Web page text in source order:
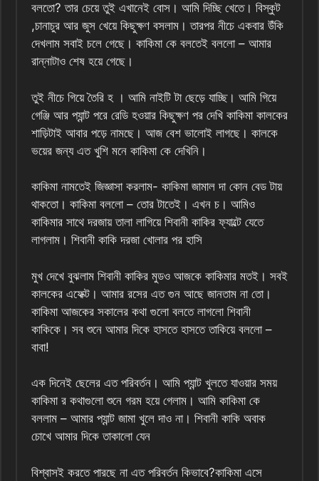
বলতো? তার চেয়ে তুই এখানেই বোস। আমি দিচ্ছি খেতে। বিস্কুট
,চানাচুর আর জুস খেয়ে কিছুক্ষণ বসলাম। তারপর নীচে একবার উঁকি
দেখলাম সবাই চলে গেছে। কাকিমা কে বলতেই বললো – আমার
রান্নাটাও শেষ হয়ে গেছে।
তুই নীচে গিয়ে তৈরি হ । আমি নাইটি টা ছেড়ে যাচ্ছি। আমি গিয়ে
গেঞ্জি আর প্যান্ট পরে রেডি হওয়ার কিছুক্ষণ পর দেখি কাকিমা কালকের
শাড়িটাই আবার পড়ে নামছে। আজ বেশ ভালোই লাগছে। কালকে
ভয়ের জন্য এত খুশি মনে কাকিমা কে দেখিনি।
কাকিমা নামতেই জিজ্ঞাসা করলাম- কাকিমা জামাল দা কোন বেড টায়
থাকতো। কাকিমা বললো – তোর টাতেই। এখন চ। আমিও
কাকিমার সাথে দরজায় তালা লাগিয়ে শিবানী কাকির ফ্যাল্টে যেতে
লাগলাম। শিবানী কাকি দরজা খোলার পর হাসি
মুখ দেখে বুঝলাম শিবানী কাকির মুডও আজকে কাকিমার মতই। সবই
কালকের এফেক্ট। আমার রসের এত গুন আছে জানতাম না তো।
কাকিমা আজকের সকালের কথা গুলো বলতে লাগলো শিবানী
কাকিকে। সব শুনে আমার দিকে হাসতে হাসতে তাকিয়ে বললো –
বাবা!
এক দিনেই ছেলের এত পরিবর্তন। আমি প্যান্ট খুলতে যাওয়ার সময়
কাকিমা র কথাগুলো শুনে গরম হয়ে গেলাম। আমি কাকিমা কে
বললাম – আমার প্যান্ট জামা খুলে দাও না। শিবানী কাকি অবাক
চোখে আমার দিকে তাকালো যেন
বিশ্বাসই করতে পারছে না এত পরিবর্তন কিভাবে?কাকিমা এসে